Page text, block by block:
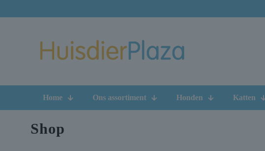
Home Ons assortiment Honden Katten
Shop